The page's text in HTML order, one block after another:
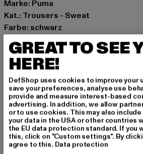
Marke: Puma
Kat.: Trousers - Sweat
Farbe: schwarz
Hersteller Farbe: puma black
Materialzusammensetzung: 66%
Polyester
Art.Nr: 624383-10645
Hersteller: PUMA Europe GmbH |
PUMA Way 1 | 91074 Herzogenaurach
GRÖSSE & PASSFORM
GREAT TO SEE
HERE!
DefShop uses cookies to improve your
save your preferences, analyse use
provide and measure interest-based
advertising. In addition, we allow
or to use cookies. This may also
your data in the USA or other countries
the EU data protection standard. If you
this, click on "Custom settings". By
agree to this. Data protection